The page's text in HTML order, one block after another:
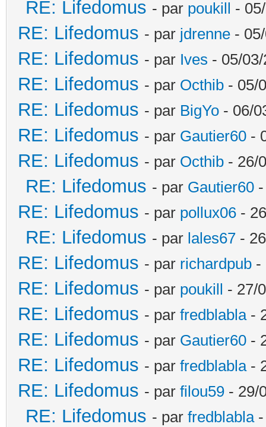
RE: Lifedomus - par poukill -
RE: Lifedomus - par jdrenne -
RE: Lifedomus - par Ives - 05/
RE: Lifedomus - par Octhib - 05/
RE: Lifedomus - par BigYo - 06/
RE: Lifedomus - par Gautier60 -
RE: Lifedomus - par Octhib - 26/
RE: Lifedomus - par Gautier60
RE: Lifedomus - par pollux06 -
RE: Lifedomus - par lales67 -
RE: Lifedomus - par richardpub -
RE: Lifedomus - par poukill - 27/
RE: Lifedomus - par fredblabla-
RE: Lifedomus - par Gautier60 -
RE: Lifedomus - par fredblabla-
RE: Lifedomus - par filou59 - 29/
RE: Lifedomus - par fredblabla-